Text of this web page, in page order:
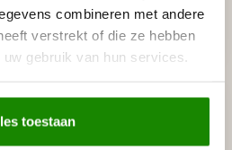
combineren met andere
verstrekt of die ze hebben
gebruik van hun services.
toestaan
€21,26
Stukprijs: €10,63 / Meter
Backorder